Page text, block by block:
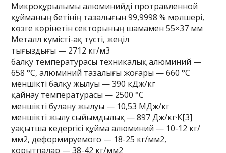
Микроқұрылымы алюминийді протравленной
құйманың бетінің тазалығын 99,9998 % мөлшері,
көзге көрінетін секторының шамамен 55×37 мм
Металл күмісті-ақ түсті, жеңіл
тығыздығы — 2712 кг/м3
балқу температурасы техникалық алюминий —
658 °C, алюминий тазалығы жоғары — 660 °C
меншікті балқу жылуы — 390 кДж/кг
қайнау температурасы — 2500 °C
меншікті булану жылуы — 10,53 МДж/кг
меншікті жылу сыйымдылық — 897 Дж/кг·K[3]
уақытша кедергісі құйма алюминий — 10-12 кг/
мм2, деформируемого — 18-25 кг/мм2,
қорытпалар — 38-42 кг/мм2